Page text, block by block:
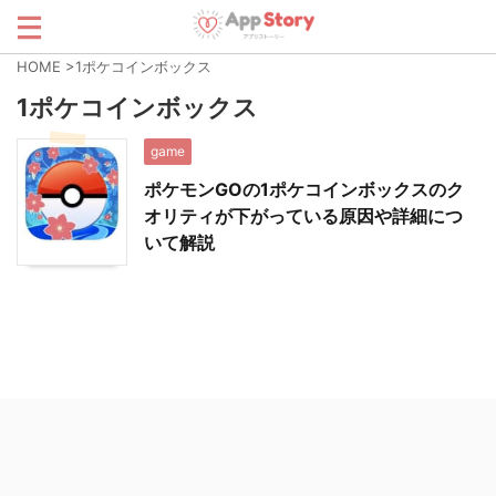
HOME >1ポケコインボックス
1ポケコインボックス
game
ポケモンGOの1ポケコインボックスのク
オリティが下がっている原因や詳細につ
いて解説